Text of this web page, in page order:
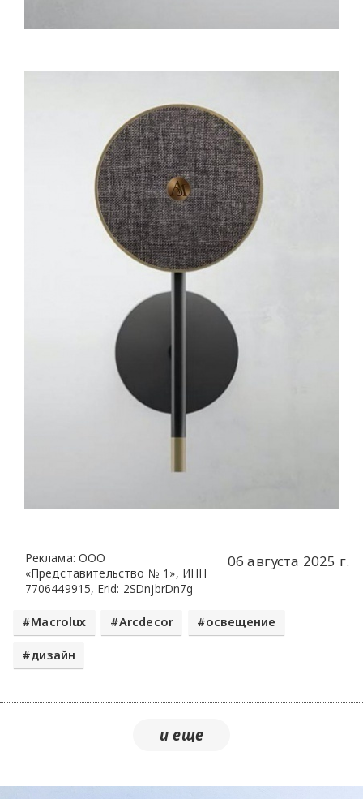
06 августа 2025 г.
Реклама: ООО
«Представительство № 1», ИНН
7706449915, Erid: 2SDnjbrDn7g
Macroluх Arcdecor освещение
дизайн